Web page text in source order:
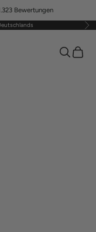
Bewertungen
Vor
Suchen